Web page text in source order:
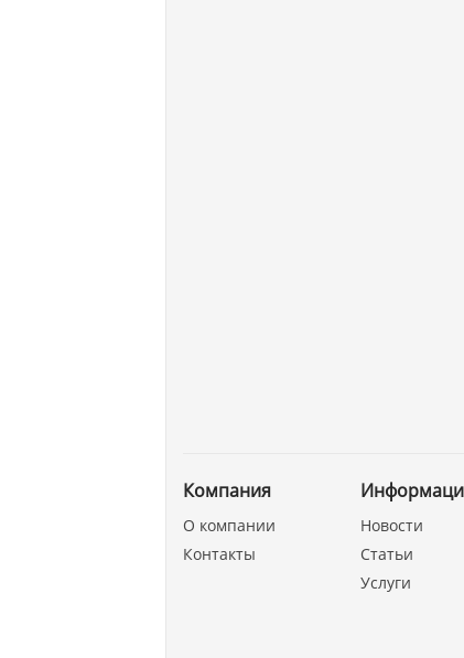
Компания
О компании
Контакты
Новости
Статьи
Услуги